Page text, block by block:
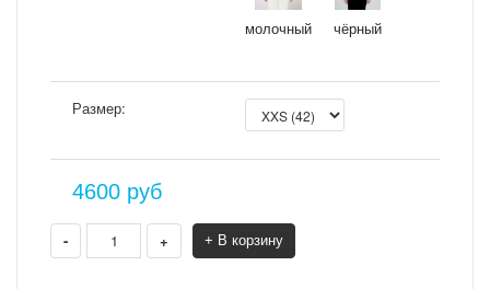
молочный чёрный
Размер:
4600 руб
- + + В корзину